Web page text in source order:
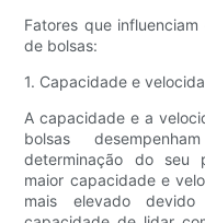
Fatores que
de bolsas:
1. Capacidade e
A capacidade e a
bolsas
determinação do seu
maior capacidade e
mais elevado